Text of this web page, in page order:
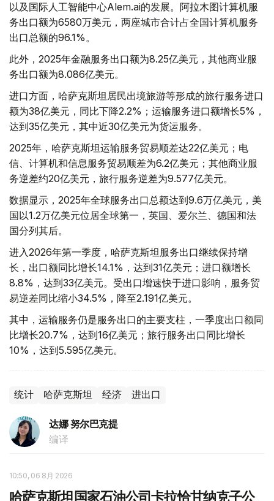
以及国际人工智能中心Alem.ai的发展。阿拉木图计算机服
务出口额为6580万美元，两座城市合计占全国计算机服务
出口总额的96.1%。
此外，2025年金融服务出口额为8.25亿美元，其他商业服
务出口额为8.086亿美元。
进口方面，哈萨克斯坦居民出境旅游等形成的旅行服务进口
额为38亿美元，同比下降2.2%；运输服务进口额增长5%，
达到35亿美元，其中近30亿美元为货运服务。
2025年，哈萨克斯坦运输服务贸易顺差达22亿美元；电
信、计算机和信息服务贸易顺差为6.2亿美元；其他商业服
务逆差约20亿美元，旅行服务逆差为9.577亿美元。
数据显示，2025年全球服务出口总额达到9.6万亿美元，美
国以1.2万亿美元位居全球第一，英国、爱尔兰、德国和法
国分列其后。
进入2026年第一季度，哈萨克斯坦服务出口继续保持增
长，出口额同比增长14.1%，达到31亿美元；进口额增长
8.8%，达到33亿美元。受出口增速快于进口影响，服务贸
易逆差同比缩小34.5%，降至2.191亿美元。
其中，运输服务仍是服务出口的主要支柱，一季度出口额同
比增长20.7%，达到16亿美元；旅行服务出口同比增长
10%，达到5.595亿美元。
统计 哈萨克斯坦 经济 进出口
达娜 努尔巴克提
编译
10:50, 06 8月 2026
哈萨克斯坦国家石油公司卡拉恰甘纳克子公